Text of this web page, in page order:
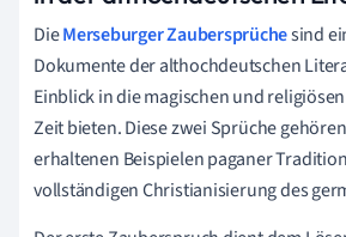
DieMerseburger Zaubersprüchesind
Dokumente der althochdeutschen
Einblick in die magischen und
Zeit bieten. Diese zwei Sprüche
erhaltenen Beispielen paganer
vollständigen Christianisierung des